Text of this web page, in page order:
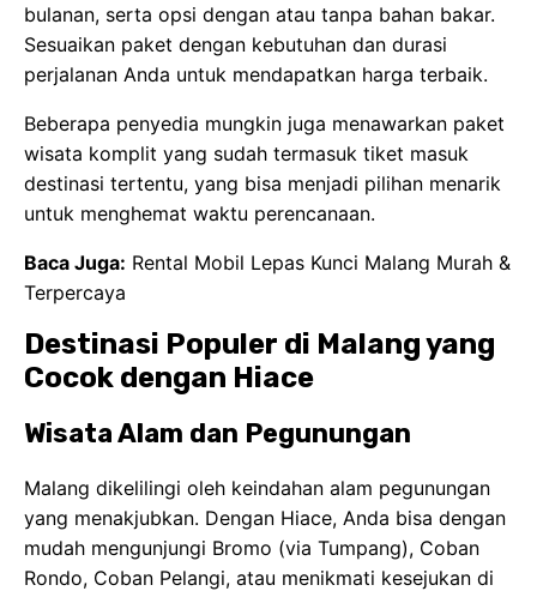
bulanan, serta opsi dengan atau tanpa bahan bakar.
Sesuaikan paket dengan kebutuhan dan durasi
perjalanan Anda untuk mendapatkan harga terbaik.
Beberapa penyedia mungkin juga menawarkan paket
wisata komplit yang sudah termasuk tiket masuk
destinasi tertentu, yang bisa menjadi pilihan menarik
untuk menghemat waktu perencanaan.
Baca Juga: Rental Mobil Lepas Kunci Malang Murah &
Terpercaya
Destinasi Populer di Malang yang
Cocok dengan Hiace
Wisata Alam dan Pegunungan
Malang dikelilingi oleh keindahan alam pegunungan
yang menakjubkan. Dengan Hiace, Anda bisa dengan
mudah mengunjungi Bromo (via Tumpang), Coban
Rondo, Coban Pelangi, atau menikmati kesejukan di